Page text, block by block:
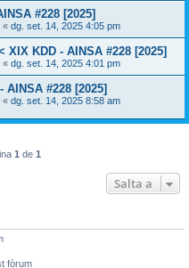
#228 [2025]
« dg. set. 14, 2025 4:05 pm
XIX KDD - AINSA #228 [2025]
« dg. set. 14, 2025 4:01 pm
AINSA #228 [2025]
« dg. set. 14, 2025 8:58 am
1 de 1
Salta a
fòrum